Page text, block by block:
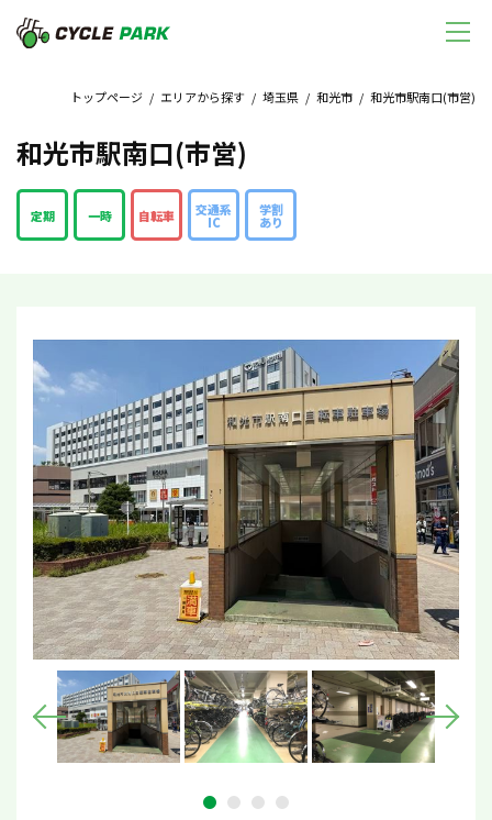
トップページ / エリアから探す / 埼玉県 / 和光市 / 和光市駅南口(市営)
和光市駅南口(市営)
定期 一時 自転車 交通系
IC
学割
あり